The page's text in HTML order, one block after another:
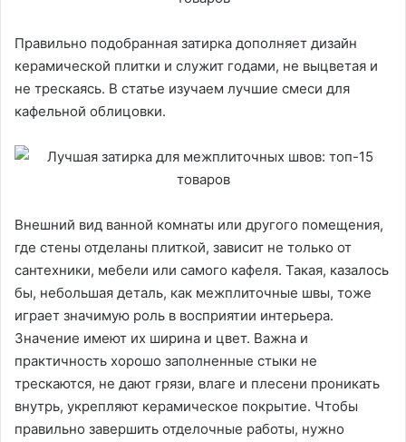
Правильно подобранная затирка дополняет дизайн
керамической плитки и служит годами, не выцветая и
не трескаясь. В статье изучаем лучшие смеси для
кафельной облицовки.
Внешний вид ванной комнаты или другого помещения,
где стены отделаны плиткой, зависит не только от
сантехники, мебели или самого кафеля. Такая, казалось
бы, небольшая деталь, как межплиточные швы, тоже
играет значимую роль в восприятии интерьера.
Значение имеют их ширина и цвет. Важна и
практичность хорошо заполненные стыки не
трескаются, не дают грязи, влаге и плесени проникать
внутрь, укрепляют керамическое покрытие. Чтобы
правильно завершить отделочные работы, нужно